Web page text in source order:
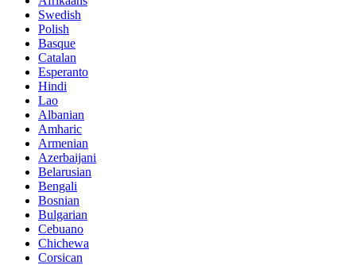
Swedish
Polish
Basque
Catalan
Esperanto
Hindi
Lao
Albanian
Amharic
Armenian
Azerbaijani
Belarusian
Bengali
Bosnian
Bulgarian
Cebuano
Chichewa
Corsican